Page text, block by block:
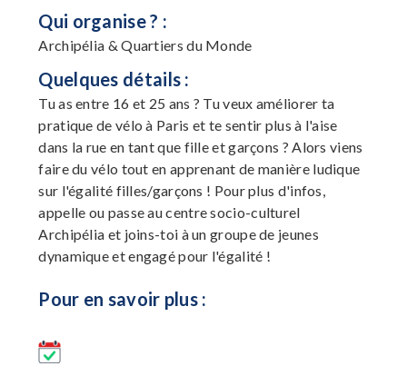
Qui organise ? :
Archipélia & Quartiers du Monde
Quelques détails :
Tu as entre 16 et 25 ans ? Tu veux améliorer ta
pratique de vélo à Paris et te sentir plus à l'aise
dans la rue en tant que fille et garçons ? Alors viens
faire du vélo tout en apprenant de manière ludique
sur l'égalité filles/garçons ! Pour plus d'infos,
appelle ou passe au centre socio-culturel
Archipélia et joins-toi à un groupe de jeunes
dynamique et engagé pour l'égalité !
Pour en savoir plus :